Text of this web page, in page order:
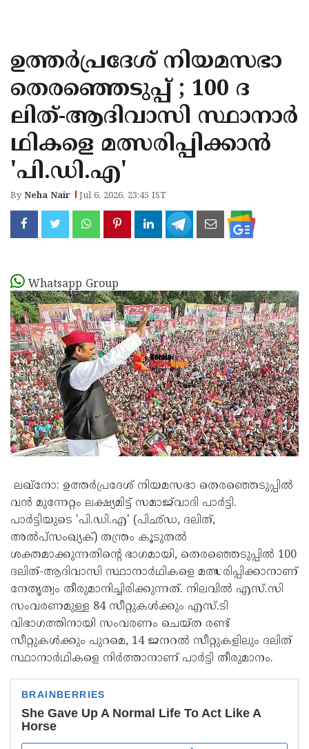
KANNUR
KASARAGOD
ഉത്തർപ്രദേശ് നിയമസഭാ
തെരഞ്ഞെടുപ്പ് ; 100 ദ
ലിത്-ആദിവാസി സ്ഥാനാർ
ഥികളെ മത്സരിപ്പിക്കാൻ
'പി.ഡി.എ'
ByNeha Nair Jul 6, 2026, 23:45 IST
Whatsapp Group
ലഖ്നോ: ഉത്തർപ്രദേശ് നിയമസഭാ തെരഞ്ഞെടുപ്പിൽ
വൻ മുന്നേറ്റം ലക്ഷ്യമിട്ട് സമാജ്‌വാദി പാർട്ടി.
പാർട്ടിയുടെ 'പി.ഡി.എ' (പിഛ്ഡ, ദലിത്,
അൽപ്സംഖ്യക്) തന്ത്രം കൂടുതൽ
ശക്തമാക്കുന്നതിന്റെ ഭാഗമായി, തെരഞ്ഞെടുപ്പിൽ 100
ദലിത്-ആദിവാസി സ്ഥാനാർഥികളെ മത്സരിപ്പിക്കാനാണ്
നേതൃത്വം തീരുമാനിച്ചിരിക്കുന്നത്. നിലവിൽ എസ്.സി
സംവരണമുള്ള 84 സീറ്റുകൾക്കും എസ്.ടി
വിഭാഗത്തിനായി സംവരണം ചെയ്ത രണ്ട്
സീറ്റുകൾക്കും പുറമെ, 14 ജനറൽ സീറ്റുകളിലും ദലിത്
സ്ഥാനാർഥികളെ നിർത്താനാണ് പാർട്ടി തീരുമാനം.